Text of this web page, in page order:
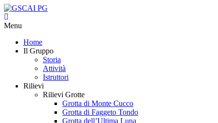
Menu
Home
Il Gruppo
Storia
Attività
Istruttori
Rilievi
Rilievi Grotte
Grotta di Monte Cucco
Grotta di Faggeto Tondo
Grotta dell’Ultima Luna